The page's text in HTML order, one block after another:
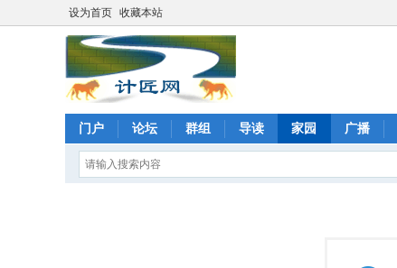
设为首页 收藏本站
门户 论坛 群组 导读 家园 广播